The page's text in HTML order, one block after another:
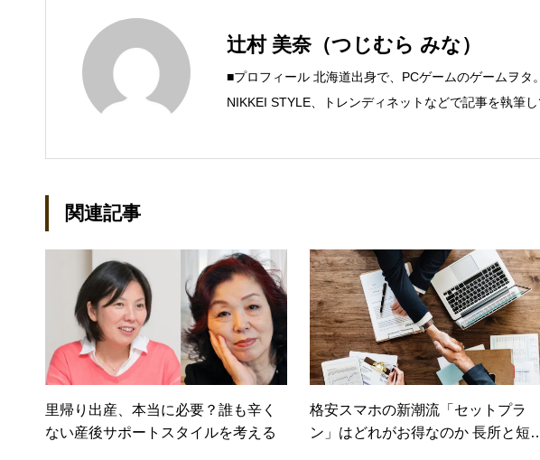
辻村 美奈（つじむら みな）
■プロフィール 北海道出身で、PCゲームのゲームヲ
NIKKEI STYLE、トレンディネットなどで記事を執筆
関連記事
里帰り出産、本当に必要？誰も辛く
ない産後サポートスタイルを考える
格安スマホの新潮流「セットプラ
ン」はどれがお得なのか 長所と短